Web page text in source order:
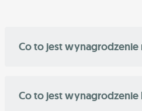
Co to jest wynagrodzenie
Co to jest wynagrodzenie